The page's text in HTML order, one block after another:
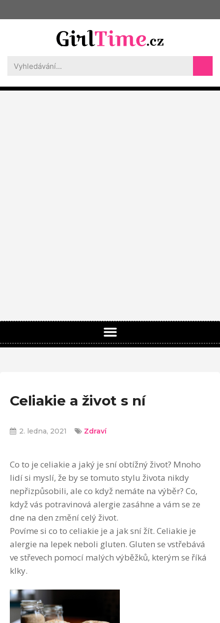
Celiakie a život s ní
2. ledna, 2021 Zdraví
Co to je celiakie a jaký je sní obtížný život? Mnoho
lidí si myslí, že by se tomuto stylu života nikdy
nepřizpůsobili, ale co když nemáte na výběr? Co,
když vás potravinová alergie zasáhne a vám se ze
dne na den změní celý život.
Povíme si co to celiakie je a jak sní žít. Celiakie je
alergie na lepek neboli gluten. Gluten se vstřebává
ve střevech pomocí malých výběžků, kterým se říká
klky.